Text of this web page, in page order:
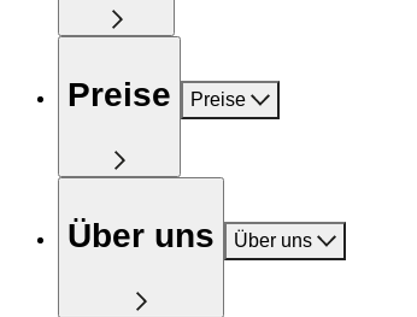
Preise Preise
Über uns Über uns